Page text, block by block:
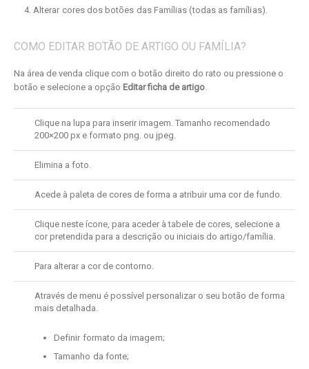
Alterar cores dos botões das Famílias (todas as famílias).
COMO EDITAR BOTÃO DE ARTIGO OU FAMÍLIA?
Na área de venda clique com o botão direito do rato ou pressione o
botão e selecione a opção Editar ficha de artigo.
Clique na lupa para inserir imagem. Tamanho recomendado
200×200 px e formato png. ou jpeg.
Elimina a foto.
Acede à paleta de cores de forma a atribuir uma cor de fundo.
Clique neste ícone, para aceder à tabele de cores, selecione a
cor pretendida para a descrição ou iniciais do artigo/família.
Para alterar a cor de contorno.
Através de menu é possível personalizar o seu botão de forma
mais detalhada.
Definir formato da imagem;
Tamanho da fonte;